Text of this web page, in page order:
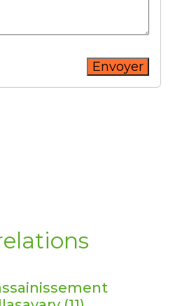
Envoyer